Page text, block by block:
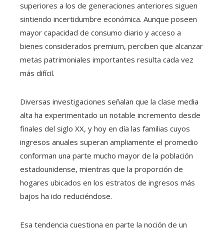
superiores a los de generaciones anteriores siguen
sintiendo incertidumbre económica. Aunque poseen
mayor capacidad de consumo diario y acceso a
bienes considerados premium, perciben que alcanzar
metas patrimoniales importantes resulta cada vez
más difícil.
Diversas investigaciones señalan que la clase media
alta ha experimentado un notable incremento desde
finales del siglo XX, y hoy en día las familias cuyos
ingresos anuales superan ampliamente el promedio
conforman una parte mucho mayor de la población
estadounidense, mientras que la proporción de
hogares ubicados en los estratos de ingresos más
bajos ha ido reduciéndose.
Esa tendencia cuestiona en parte la noción de un